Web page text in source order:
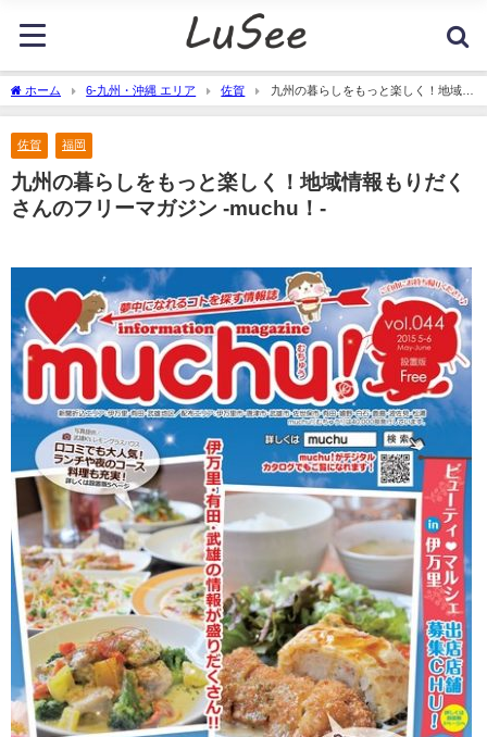
ホーム 6-九州・沖縄 エリア 佐賀
九州の暮らしをもっと楽しく！地域情
報もりだくさんのフリーマガジン -muchu！-
佐賀 福岡
九州の暮らしをもっと楽しく！地域情報もりだく
さんのフリーマガジン -muchu！-